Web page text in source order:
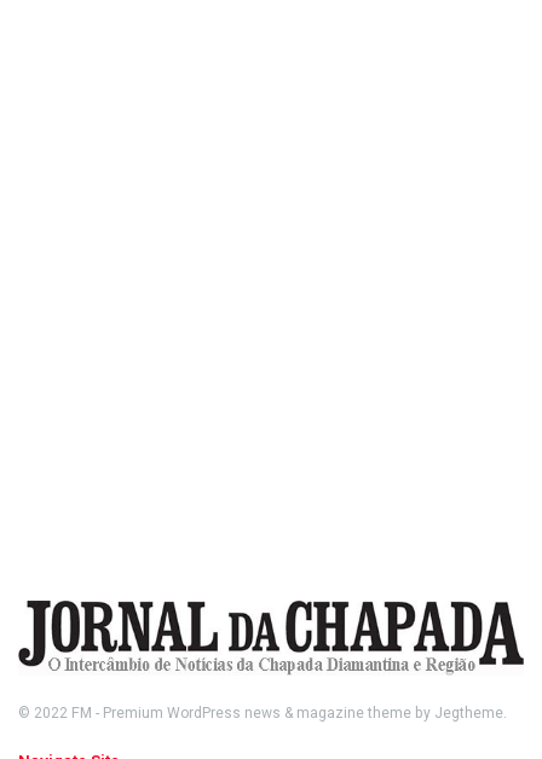
© 2022 FM - Premium WordPress news & magazine theme by Jegtheme.